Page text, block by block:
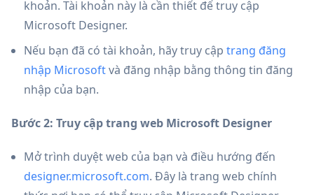
khoản. Tài khoản này là cần thiết để truy cập
Microsoft Designer.
Nếu bạn đã có tài khoản, hãy truy cập trang đăng
nhập Microsoftvà đăng nhập bằng thông tin đăng
nhập của bạn.
Bước 2: Truy cập trang web Microsoft Designer
Mở trình duyệt web của bạn và điều hướng đến
designer.microsoft.com. Đây là trang web chính